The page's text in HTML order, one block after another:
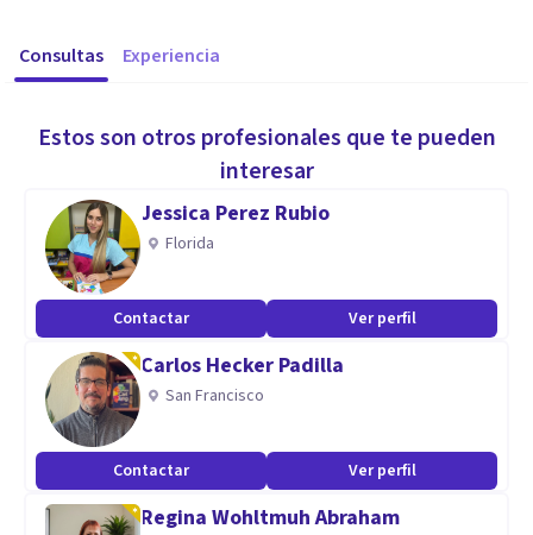
Consultas Experiencia
Estos son otros profesionales que te pueden
interesar
Jessica Perez Rubio
Florida
Contactar Ver perfil
Carlos Hecker Padilla
San Francisco
Contactar Ver perfil
Regina Wohltmuh Abraham